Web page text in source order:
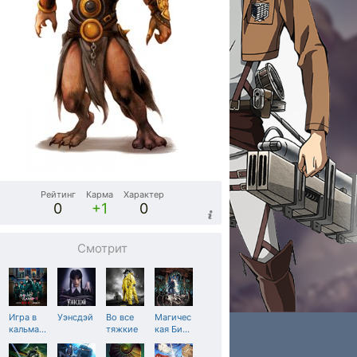
Рейтинг
0
Карма
+1
Характер
0
Смотрит
Игра в
кальма…
Уэнсдэй
Во все
тяжкие
Магичес
кая Би…